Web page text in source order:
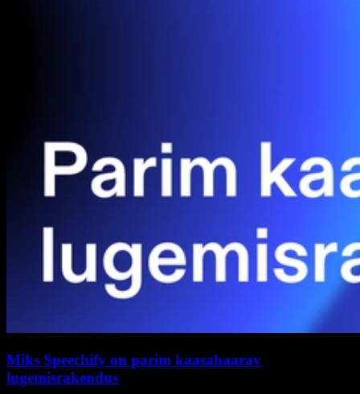
Miks Speechify on parim kaasahaarav
lugemisrakendus